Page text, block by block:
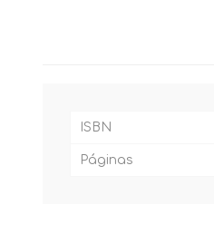
ISBN
Páginas